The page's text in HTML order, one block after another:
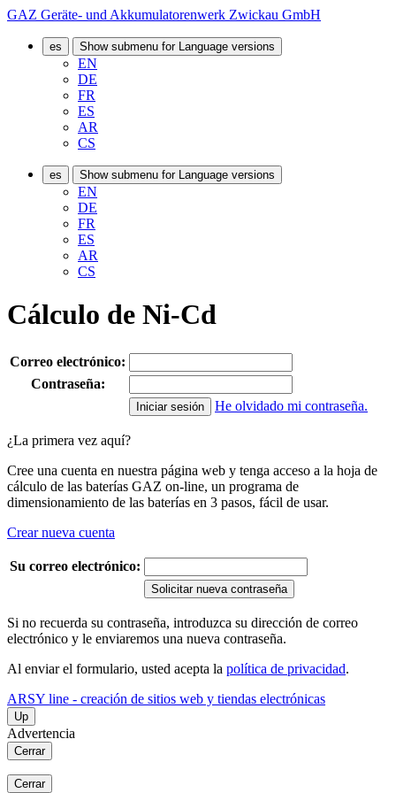
GAZ Geräte- und Akkumulatorenwerk Zwickau GmbH
es Show submenu for Language versions
EN
DE
FR
ES
AR
CS
es Show submenu for Language versions
EN
DE
FR
ES
AR
CS
Cálculo de Ni-Cd
Correo electrónico:
Contraseña:
He olvidado mi contraseña.
¿La primera vez aquí?
Cree una cuenta en nuestra página web y tenga acceso a la hoja de
cálculo de las baterías GAZ on-line, un programa de
dimensionamiento de las baterías en 3 pasos, fácil de usar.
Crear nueva cuenta
Su correo electrónico:
Solicitar nueva contraseña
Si no recuerda su contraseña, introduzca su dirección de correo
electrónico y le enviaremos una nueva contraseña.
Al enviar el formulario, usted acepta la política de privacidad.
ARSY line - creación de sitios web y tiendas electrónicas
Up
Advertencia
Cerrar
Cerrar